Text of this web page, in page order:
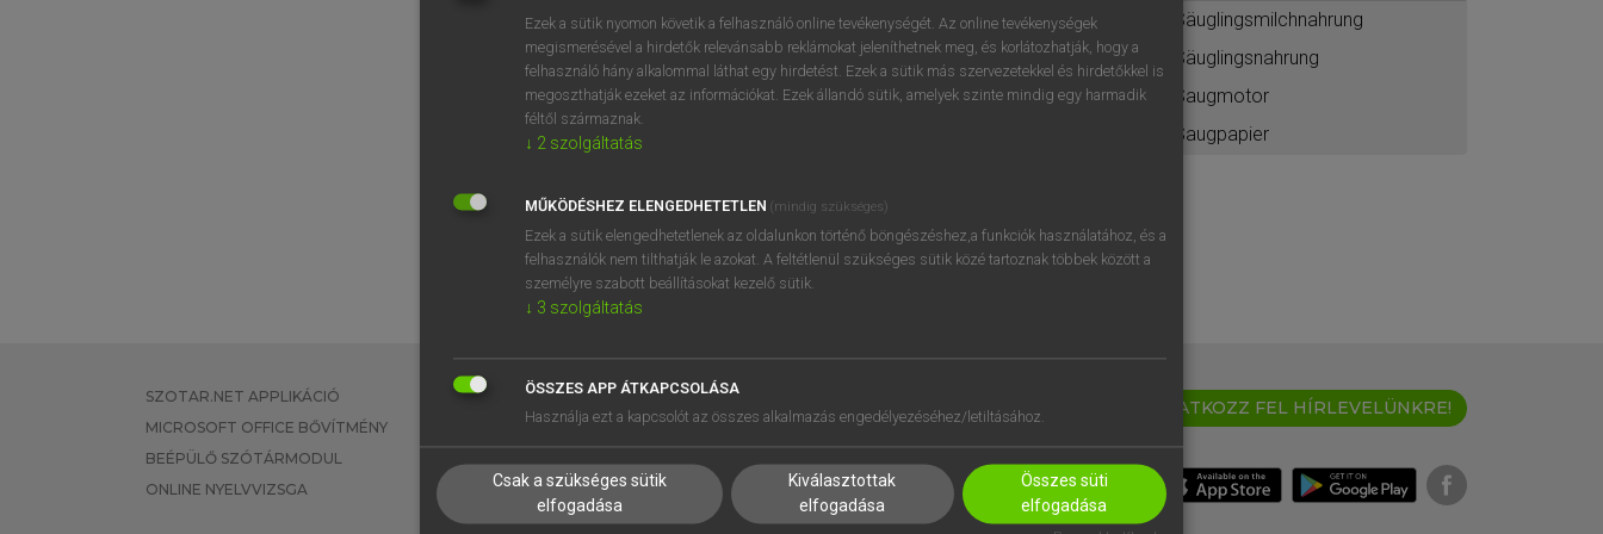
BELÉPÉS
regisztrálok ésbelépek.
REGISZTRÁCIÓ
Säuglingsmilchnahrung
Säuglingsnahrung
Saugmotor
Saugpapier
SZOTAR.NET APPLIKÁCIÓ
MICROSOFT OFFICE BŐVÍTMÉNY
BEÉPÜLŐ SZÓTÁRMODUL
ONLINE NYELVVIZSGA
EGYÉNI FELHASZNÁLÓKNAK
TANULÓKNAK
VÁLLALATI MEGOLDÁSOK
SÚGÓ
RÓLUNK
SÜTI BEÁLLÍTÁSOK
IRATKOZZ FEL HÍRLEVELÜNKRE!
Ezek a sütik nyomon követik a felhasználó online tevékenységét. Az online tevékenységek
megismerésével a hirdetők relevánsabb reklámokat jeleníthetnek meg, és korlátozhatják, hogy a
felhasználó hány alkalommal láthat egy hirdetést. Ezek a sütik más szervezetekkel és hirdetőkkel is
megoszthatják ezeket az információkat. Ezek állandó sütik, amelyek szinte mindig egy harmadik
féltől származnak.
↓ 2 szolgáltatás
MŰKÖDÉSHEZ ELENGEDHETETLEN (mindig szükséges)
Ezek a sütik elengedhetetlenek az oldalunkon történő böngészéshez,a funkciók használatához, és a
felhasználók nem tilthatják le azokat. A feltétlenül szükséges sütik közé tartoznak többek között a
személyre szabott beállításokat kezelő sütik.
↓ 3 szolgáltatás
ÖSSZES APP ÁTKAPCSOLÁSA
Használja ezt a kapcsolót az összes alkalmazás engedélyezéséhez/letiltásához.
Csak a szükséges sütik
elfogadása
Kiválasztottak
elfogadása
Összes süti
elfogadása